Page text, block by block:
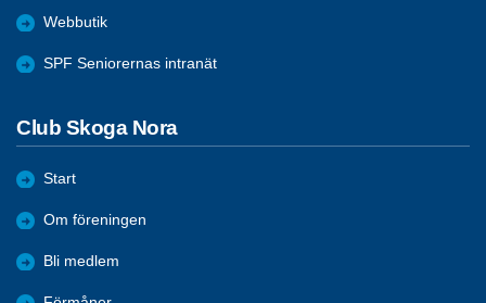
Webbutik
SPF Seniorernas intranät
Club Skoga Nora
Start
Om föreningen
Bli medlem